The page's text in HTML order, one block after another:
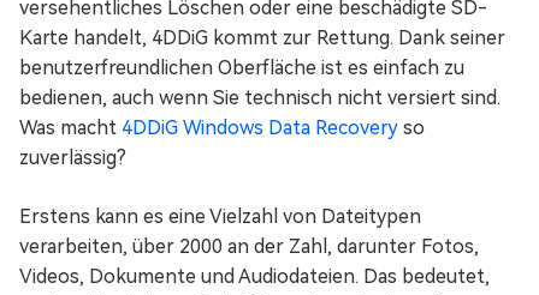
versehentliches Löschen oder eine beschädigte SD-
Karte handelt, 4DDiG kommt zur Rettung. Dank seiner
benutzerfreundlichen Oberfläche ist es einfach zu
bedienen, auch wenn Sie technisch nicht versiert sind.
Was macht 4DDiG Windows Data Recovery so
zuverlässig?
Erstens kann es eine Vielzahl von Dateitypen
verarbeiten, über 2000 an der Zahl, darunter Fotos,
Videos, Dokumente und Audiodateien. Das bedeutet,